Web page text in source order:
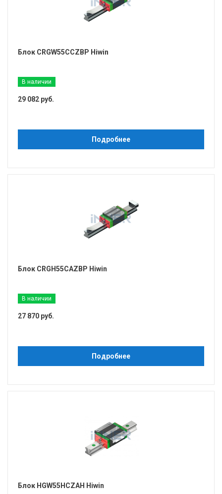
Блок CRGW55CCZBP Hiwin
В наличии
29 082 руб.
Подробнее
Блок CRGH55CAZBP Hiwin
В наличии
27 870 руб.
Подробнее
Блок HGW55HCZAH Hiwin